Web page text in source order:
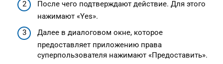
После чего подтверждают действие. Для этого
нажимают «Yes».
Далее в диалоговом окне, которое
предоставляет приложению права
суперпользователя нажимают «Предоставить».